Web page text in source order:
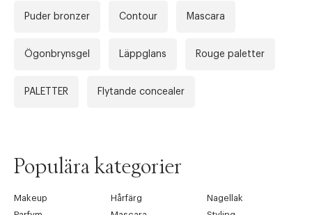
Puder bronzer Contour Mascara
Ögonbrynsgel Läppglans Rouge paletter
PALETTER Flytande concealer
Populära kategorier
Makeup Hårfärg
Nagellak